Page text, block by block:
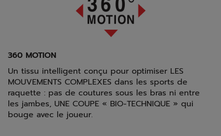
360 MOTION
Un tissu intelligent conçu pour optimiser LES
MOUVEMENTS COMPLEXES dans les sports de
raquette : pas de coutures sous les bras ni entre
les jambes, UNE COUPE « BIO-TECHNIQUE » qui
bouge avec le joueur.